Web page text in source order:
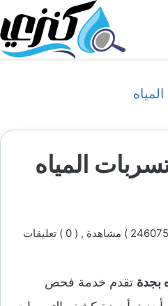
المياه
, ( 0 ) تعليقات
بجدة تقدم خدمة فحص